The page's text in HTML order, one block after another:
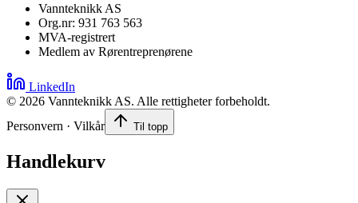
Vannteknikk AS
Org.nr: 931 763 563
MVA-registrert
Medlem av Rørentreprenørene
LinkedIn
© 2026 Vannteknikk AS. Alle rettigheter forbeholdt.
Personvern · Vilkår
Til topp
Handlekurv